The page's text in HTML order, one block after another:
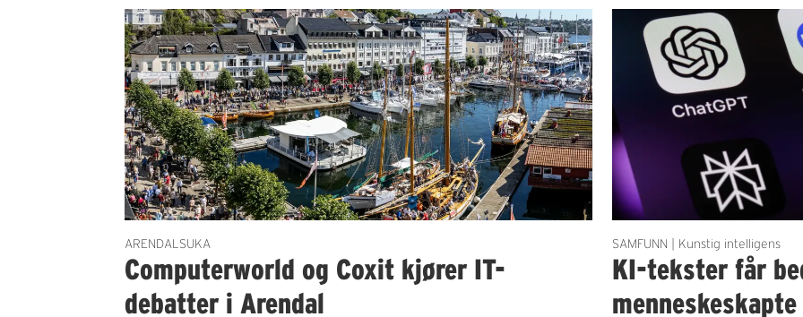
ARENDALSUKA
Computerworld og Coxit kjører IT-
debatter i Arendal
SAMFUNN | Kunstig intelligens
KI-tekster får
menneskeskapte